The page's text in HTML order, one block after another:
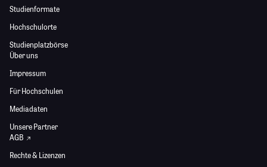
Studienformate
Hochschulorte
Studienplatzbörse
Über uns
Impressum
Für Hochschulen
Mediadaten
Unsere Partner
AGB
Rechte & Lizenzen